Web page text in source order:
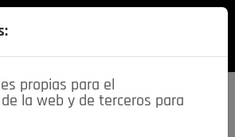
propias para el
la web y de terceros para